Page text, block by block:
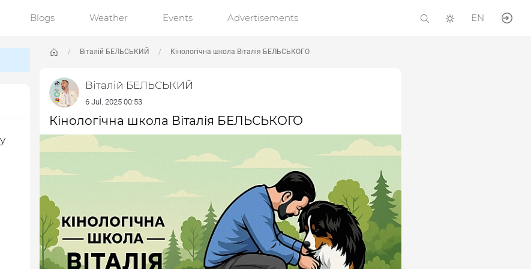
Blogs Weather Events Advertisements EN
Віталій БЕЛЬСЬКИЙ Кінологічна школа Віталія БЕЛЬСЬКОГО
Віталій БЕЛЬСЬКИЙ
6 Jul. 2025 00:53
Кінологічна школа Віталія БЕЛЬСЬКОГО